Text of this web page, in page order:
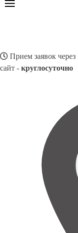
Прием заявок через
сайт - круглосуточно